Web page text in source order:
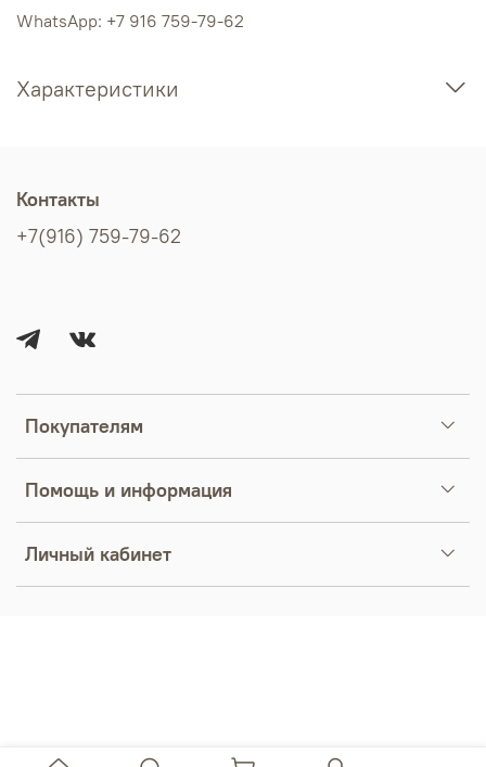
WhatsApp: +7 916 759-79-62
Характеристики
Покупателям
Помощь и информация
Личный кабинет
Контакты
+7(916) 759-79-62